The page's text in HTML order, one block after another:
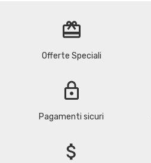
redeem
Offerte Speciali
lock
Pagamenti sicuri
attach_money